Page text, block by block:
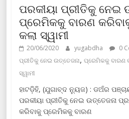
ପରକୀୟା ପ୍ରୀତିକୁ ନେଇ
ପ୍ରେମିକକୁ ବାରଣ
କଲା ସ୍ୱାମୀ
20/06/2020 yugabdha 0
ପ୍ରୀତିକୁ ନେଇ ଉତ୍ତେଜନା,ପ୍ରେମିକକୁ ବାରଣ
ସ୍ୱାମୀ
ହାଟଡ଼ିହି, (ଯୁଗାବ୍ଦ ନ୍ୟୁଜ) : ଡଅଁର
ପରକୀୟା ପ୍ରୀତିକୁ ନେଇ ଉତ୍ତେଜନା
କରିବାକୁ ପ୍ରେମିକକୁ ବାରଣ